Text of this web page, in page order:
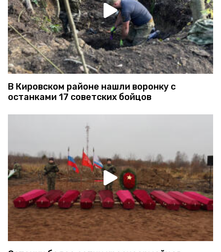
В Кировском районе нашли воронку с
останками 17 советских бойцов